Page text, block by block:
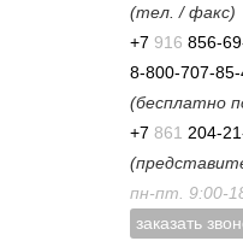
(тел. / факс)
+7 916 856-
8-800-707-85-
(бесплатно
+7 861 204-
пн-пт. 9:00-
заказать